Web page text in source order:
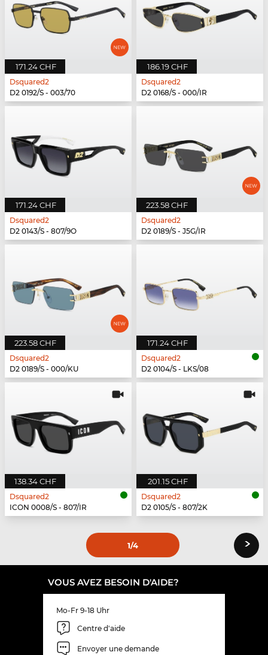
171.24 CHF
Dsquared2
D2 0192/S - 003/70
186.19 CHF
Dsquared2
D2 0168/S - 000/IR
171.24 CHF
Dsquared2
D2 0143/S - 807/9O
223.58 CHF
Dsquared2
D2 0189/S - J5G/IR
223.58 CHF
Dsquared2
D2 0189/S - 000/KU
171.24 CHF
Dsquared2
D2 0104/S - LKS/08
138.34 CHF
Dsquared2
ICON 0008/S - 807/IR
201.15 CHF
Dsquared2
D2 0105/S - 807/2K
1/4 ›
VOUS AVEZ BESOIN D'AIDE?
Mo-Fr 9-18 Uhr
Centre d'aide
Envoyer une demande